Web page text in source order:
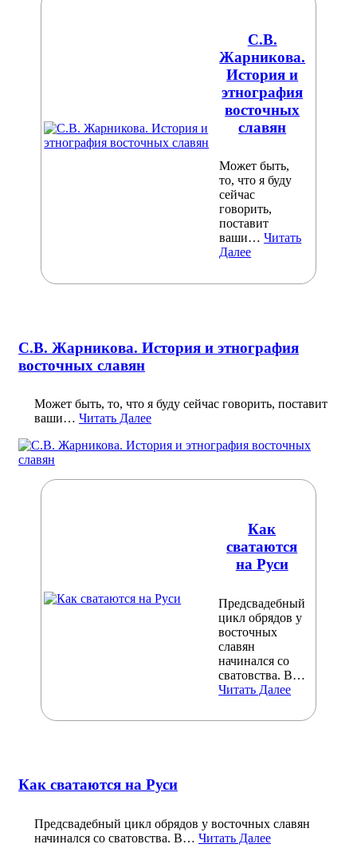
С.В.
Жарникова.
История и
этнография
восточных
славян
Может быть,
то, что я буду
сейчас
говорить,
поставит
ваши…Читать
Далее
С.В. Жарникова. История и этнография
восточных славян
Может быть, то, что я буду сейчас говорить, поставит
ваши… Читать Далее
Как
сватаются
на Руси
Предсвадебный
цикл обрядов у
восточных
славян
начинался со
сватовства. В…
Читать Далее
Как сватаются на Руси
Предсвадебный цикл обрядов у восточных славян
начинался со сватовства. В… Читать Далее